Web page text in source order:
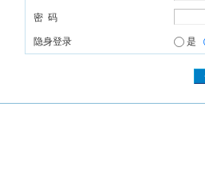
密 码
隐身登录 是